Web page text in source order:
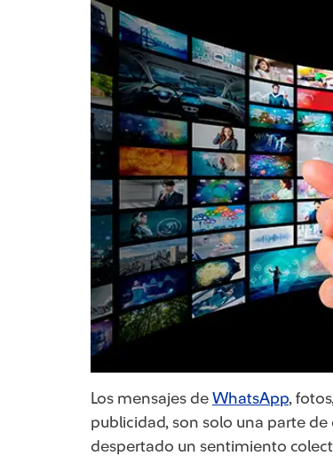
Los mensajes de WhatsApp,
publicidad, son solo una parte
despertado un sentimiento